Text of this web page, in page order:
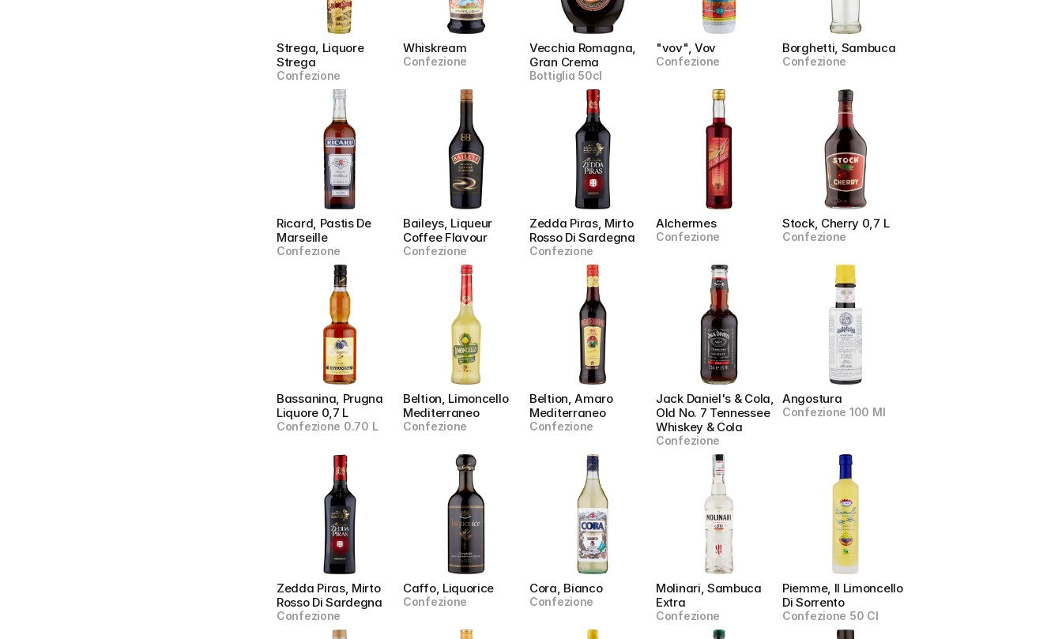
Strega, Liquore
Strega
Confezione
Whiskream
Confezione
Vecchia Romagna,
Gran Crema
Bottiglia 50cl
"vov", Vov
Confezione
Borghetti, Sambuca
Confezione
Ricard, Pastis De
Marseille
Confezione
Baileys, Liqueur
Coffee Flavour
Confezione
Zedda Piras, Mirto
Rosso Di Sardegna
Confezione
Alchermes
Confezione
Stock, Cherry 0,7 L
Confezione
Bassanina, Prugna
Liquore 0,7 L
Confezione 0.70 L
Beltion, Limoncello
Mediterraneo
Confezione
Beltion, Amaro
Mediterraneo
Confezione
Jack Daniel's & Cola,
Old No. 7 Tennessee
Whiskey & Cola
Confezione
Angostura
Confezione 100 Ml
Zedda Piras, Mirto
Rosso Di Sardegna
Confezione
Caffo, Liquorice
Confezione
Cora, Bianco
Confezione
Molinari, Sambuca
Extra
Confezione
Piemme, Il Limoncello
Di Sorrento
Confezione 50 Cl